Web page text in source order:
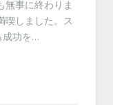
無事に終わりま
喫しました。ス
成功を…